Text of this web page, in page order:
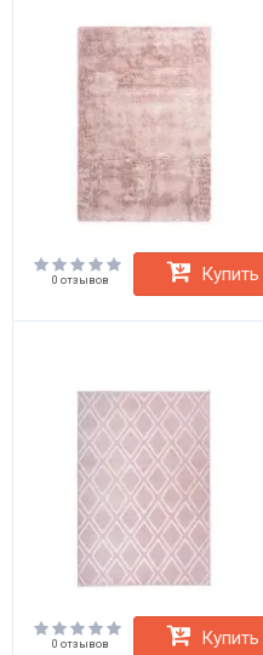
0 отзывов Купить
0 отзывов Купить